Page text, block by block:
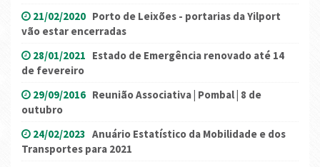
21/02/2020 Porto de Leixões - portarias da Yilport
vão estar encerradas
28/01/2021 Estado de Emergência renovado até 14
de fevereiro
29/09/2016 Reunião Associativa | Pombal | 8 de
outubro
24/02/2023 Anuário Estatístico da Mobilidade e dos
Transportes para 2021